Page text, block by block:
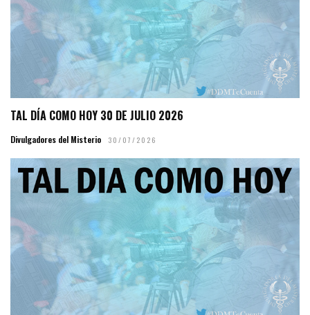
TAL DÍA COMO HOY 30 DE JULIO 2026
Divulgadores del Misterio 30/07/2026